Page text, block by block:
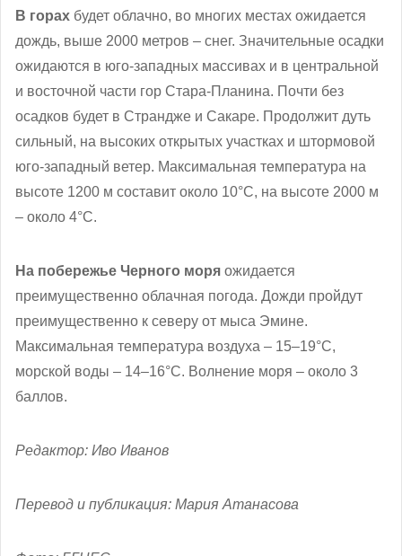
В горах будет облачно, во многих местах ожидается
дождь, выше 2000 метров – снег. Значительные осадки
ожидаются в юго-западных массивах и в центральной
и восточной части гор Стара-Планина. Почти без
осадков будет в Страндже и Сакаре. Продолжит дуть
сильный, на высоких открытых участках и штормовой
юго-западный ветер. Максимальная температура на
высоте 1200 м составит около 10°С, на высоте 2000 м
– около 4°С.
На побережье Черного моря ожидается
преимущественно облачная погода. Дожди пройдут
преимущественно к северу от мыса Эмине.
Максимальная температура воздуха – 15–19°С,
морской воды – 14–16°С. Волнение моря – около 3
баллов.
Редактор: Иво Иванов
Перевод и публикация: Мария Атанасова